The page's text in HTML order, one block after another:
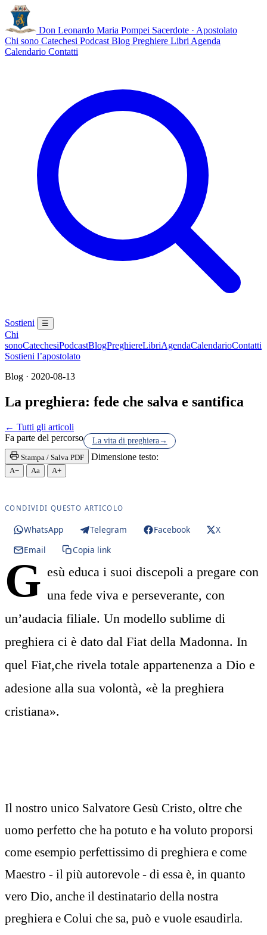
Don Leonardo Maria Pompei Sacerdote · Apostolato
Chi sono Catechesi Podcast Blog Preghiere Libri Agenda
Calendario Contatti
Sostieni ☰
Chi
sonoCatechesiPodcastBlogPreghiereLibriAgendaCalendarioContatti
Sostieni l’apostolato
Blog · 2020-08-13
La preghiera: fede che salva e santifica
← Tutti gli articoli
Fa parte del percorso
La vita di preghiera→
Stampa / Salva PDF
Dimensione testo:
A− Aa A+
CONDIVIDI QUESTO ARTICOLO
WhatsApp Telegram Facebook
X
Email
Copia link
G esù educa i suoi discepoli a pregare con
una fede viva e perseverante, con
un’audacia filiale. Un modello sublime di
preghiera ci è dato dal Fiat della Madonna. In
quel Fiat,che rivela totale appartenenza a Dio e
adesione alla sua volontà, «è la preghiera
cristiana».
Il nostro unico Salvatore Gesù Cristo, oltre che
uomo perfetto che ha potuto e ha voluto proporsi
come esempio perfettissimo di preghiera e come
Maestro - il più autorevole - di essa è, in quanto
vero Dio, anche il destinatario della nostra
preghiera e Colui che sa, può e vuole esaudirla.